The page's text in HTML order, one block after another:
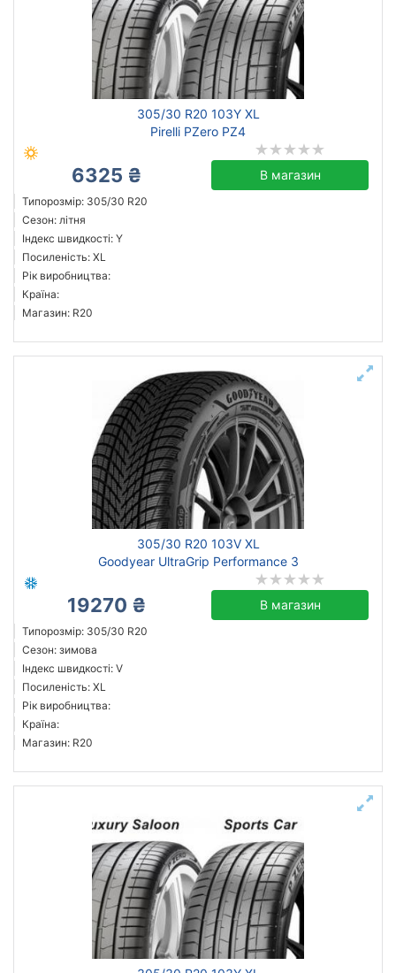
305/30 R20 103Y XL
Pirelli PZero PZ4
6325 ₴ В магазин
Типорозмір: 305/30 R20
Сезон: літня
Індекс швидкості: Y
Посиленість: XL
Рік виробництва:
Країна:
Магазин: R20
305/30 R20 103V XL
Goodyear UltraGrip Performance 3
19270 ₴ В магазин
Типорозмір: 305/30 R20
Сезон: зимова
Індекс швидкості: V
Посиленість: XL
Рік виробництва:
Країна:
Магазин: R20